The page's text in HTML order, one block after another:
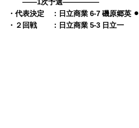
・・——1次予選—————
・代表決定 ：日立商業 6-7 磯原郷英 ⚫︎
・２回戦 ：日立商業 5-3 日立一